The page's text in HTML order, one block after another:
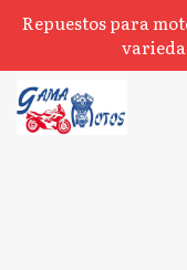
Repuestos para